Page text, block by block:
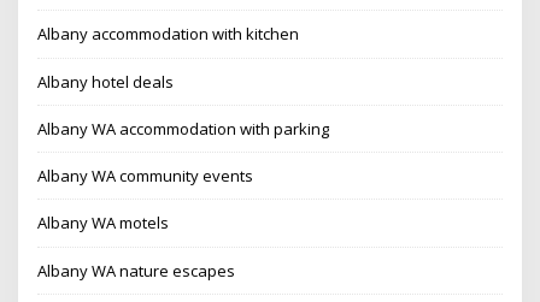
Albany accommodation with kitchen
Albany hotel deals
Albany WA accommodation with parking
Albany WA community events
Albany WA motels
Albany WA nature escapes